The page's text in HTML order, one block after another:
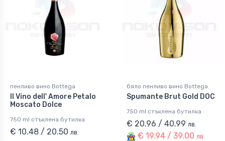
пенливо вино Bottega
Il Vino dell' Amore Petalo
Moscato Dolce
750 ml стъклена бутилка
€ 10.48 / 20.50 лв.
бяло пенливо вино Bottega
Spumante Brut Gold DOC
750 ml стъклена бутилка
€ 20.96 / 40.99 лв.
€ 19.94 / 39.00 лв.